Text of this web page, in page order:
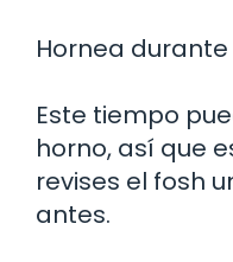
Hornea
Este tiempo
horno, así que
revises el fosh
antes.